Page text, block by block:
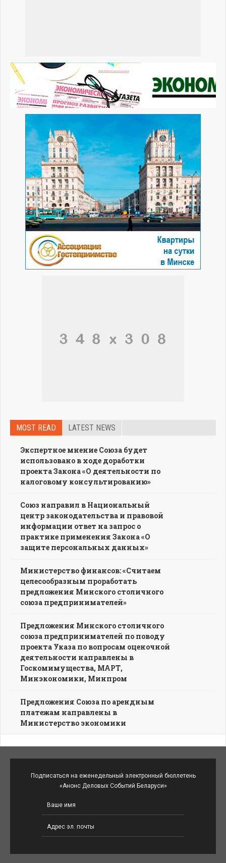
MOST READ LATEST NEWS
Экспертное мнение Союза будет
использовано в ходе доработки
проекта Закона «О деятельности по
налоговому консультированию»
Союз направил в Национальный
центр законодательства и правовой
информации ответ на запрос о
практике применения Закона «О
защите персональных данных»
Министерство финансов: «Считаем
целесообразным проработать
предложения Минского столичного
союза предпринимателей»
Предложения Минского столичного
союза предпринимателей по поводу
проекта Указа по вопросам оценочной
деятельности направлены в
Госкомимущества, МАРТ,
Минэкономики, Минпром
Предложения Союза по арендным
платежам направлены в
Министерство экономики
Подписаться на еженедельный электронный бюллетень
«Анонс Деловых Событий Беларуси»